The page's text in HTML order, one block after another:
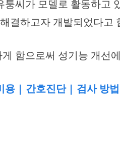
씨가 모델로 활동하고
결하고자 개발되었다고
함으로써 성기능 개선
용 | 간호진단 | 검사 방법